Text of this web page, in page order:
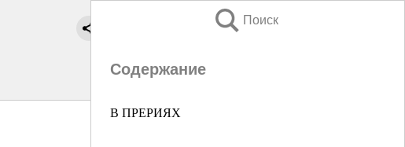
Поиск
Содержание
В ПРЕРИЯХ